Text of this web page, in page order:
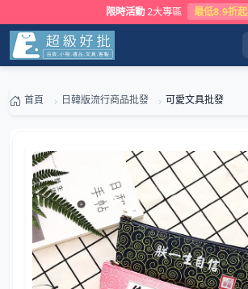
限時活動 2大專區 最低8.9折起
首頁 日韓版流行商品批發 可愛文具批發